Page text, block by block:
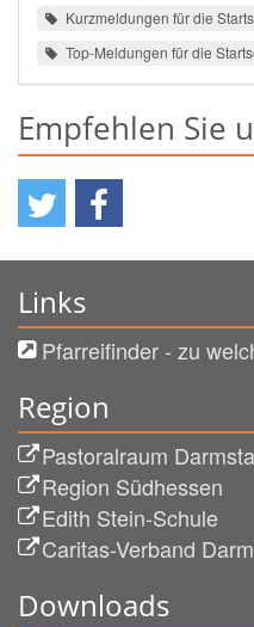
Kurzmeldungen für die
Top-Meldungen für die
Empfehlen Sie
Links
Pfarreifinder - zu
Region
Pastoralraum
Region Südhessen
Edith Stein-Schule
Caritas-Verband
Downloads